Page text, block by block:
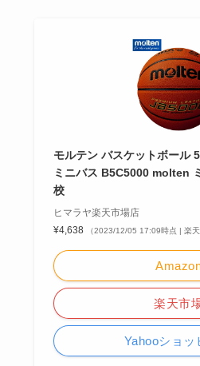
モルテン バスケットボール
ミニバス B5C5000 molten
校
ヒマラヤ楽天市場店
¥4,638
（2023/12/05 17:09時点 | 楽天
楽天市
Yahooショッ